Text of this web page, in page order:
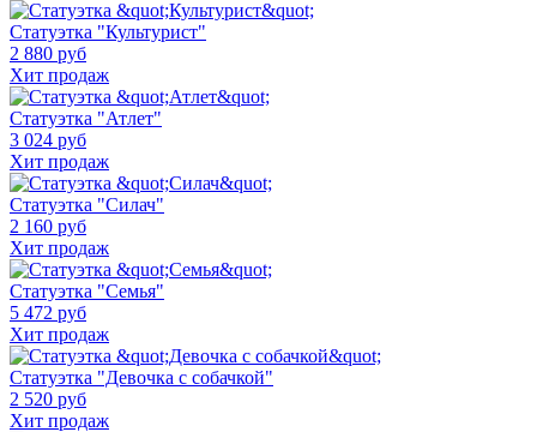
Статуэтка "Культурист"
2 880 руб
Хит продаж
Статуэтка "Атлет"
3 024 руб
Хит продаж
Статуэтка "Силач"
2 160 руб
Хит продаж
Статуэтка "Семья"
5 472 руб
Хит продаж
Статуэтка "Девочка с собачкой"
2 520 руб
Хит продаж